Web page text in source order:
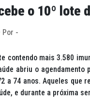
o 10º lote
Por -
contendo mais 3.580
abriu o agendamento
a 74 anos. Aqueles que
e durante a próxima